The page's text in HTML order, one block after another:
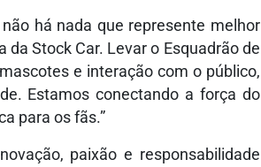
há nada que represente melhor
Stock Car. Levar o Esquadrão de
e interação com o público,
Estamos conectando a força do
para os fãs.”
paixão e responsabilidade